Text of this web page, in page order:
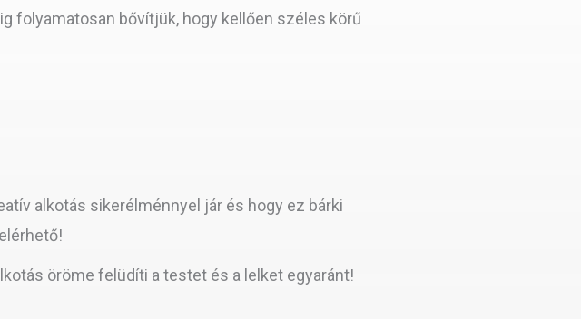
folyamatosan bővítjük, hogy kellően széles körű
alkotás sikerélménnyel jár és hogy ez bárki
öröme felüdíti a testet és a lelket egyaránt!